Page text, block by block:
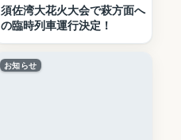
須佐湾大花火大会で萩方面へ
の臨時列車運行決定！
お知らせ